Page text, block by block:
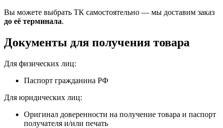
Вы можете выбрать ТК самостоятельно — мы доставим заказ
до её терминала.
Документы для получения товара
Для физических лиц:
Паспорт гражданина РФ
Для юридических лиц:
Оригинал доверенности на получение товара и паспорт
получателя и/или печать